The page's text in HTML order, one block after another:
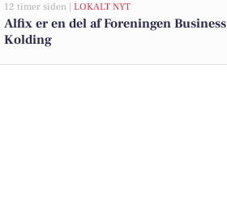
12 timer siden | LOKALT NYT
Alfix er en del af Foreningen Business
Kolding